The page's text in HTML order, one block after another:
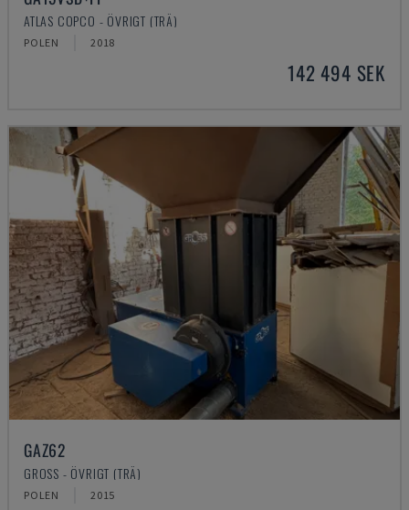
ATLAS COPCO - ÖVRIGT (TRÄ)
POLEN 2018
142 494 SEK
GAZ62
GROSS - ÖVRIGT (TRÄ)
POLEN 2015